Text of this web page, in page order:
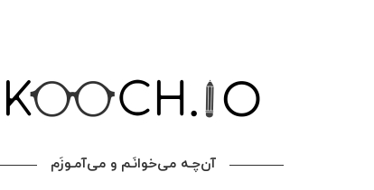
آن‌چـه می‌خوانَـم و می‌آمـوزَم